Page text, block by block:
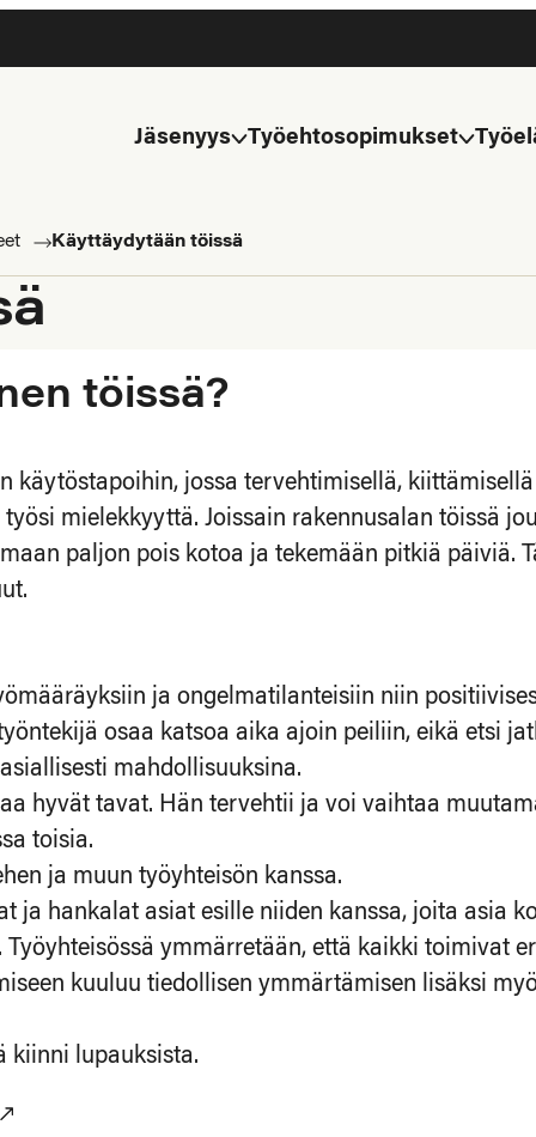
Jäsenyys Työehtosopimukset
Käyttäydytään töissä
töissä?
jossa tervehtimisellä,
mielekkyyttä. Joissain rakennusalan töissä
paljon pois kotoa ja tekemään pitkiä päiviä.
ja ongelmatilanteisiin niin
osaa katsoa aika ajoin peiliin, eikä etsi
mahdollisuuksina.
hyvät tavat. Hän tervehtii ja voi vaihtaa
toisia.
ja muun työyhteisön kanssa.
ja hankalat asiat esille niiden kanssa, joita asia
ymmärretään, että kaikki toimivat
kuuluu tiedollisen ymmärtämisen lisäksi
kiinni lupauksista.